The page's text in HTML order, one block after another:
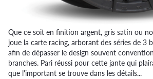
Que ce soit en finition argent, gris satin ou
joue la carte racing, arborant des séries de 3
afin de dépasser le design souvent
branches. Pari réussi pour cette jante qui
que l'important se trouve dans les détails...